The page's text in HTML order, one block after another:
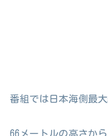
番組では日本海側最
66メートルの高さか